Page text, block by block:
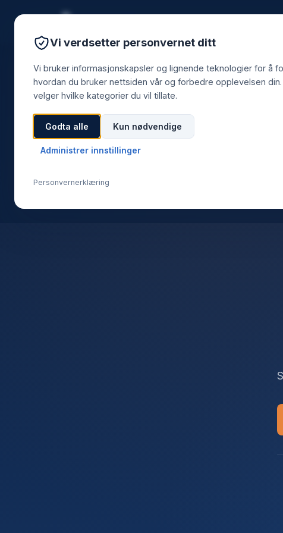
Vi verdsetter personvernet ditt
Vi bruker informasjonskapsler og lignende teknologier for å
hvordan du bruker nettsiden vår og forbedre opplevelsen din.
velger hvilke kategorier du vil tillate.
Godta alle Kun nødvendige
Administrer innstillinger
Personvernerklæring